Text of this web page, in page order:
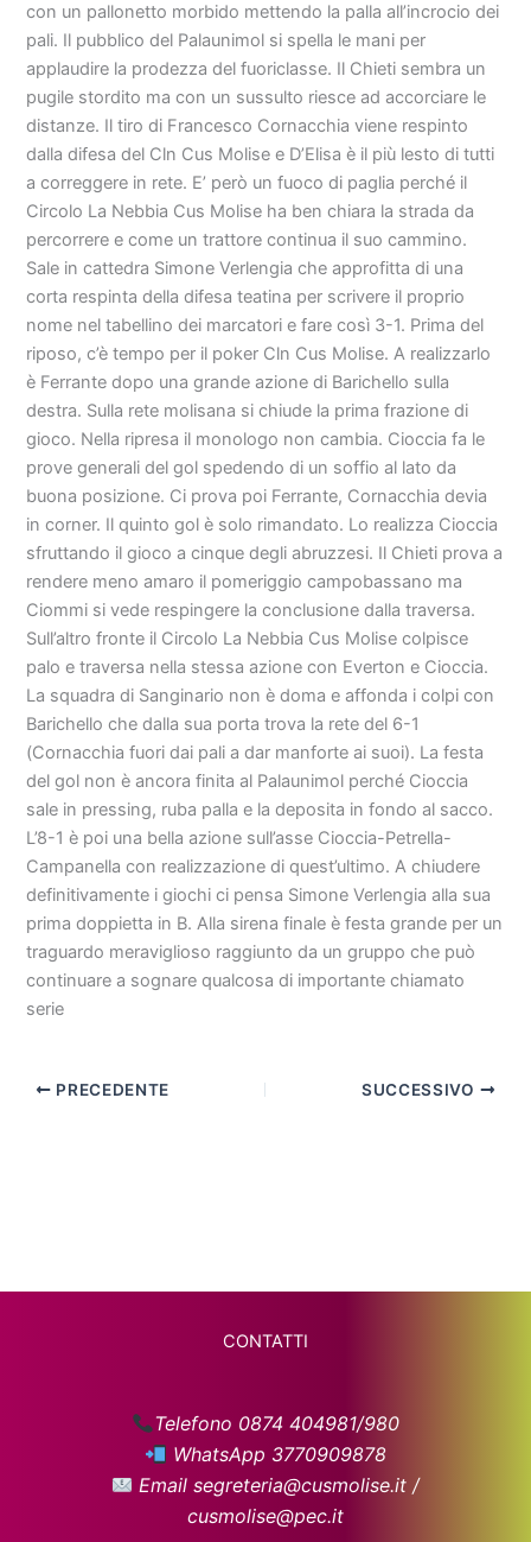
con un pallonetto morbido mettendo la palla all’incrocio dei
pali. Il pubblico del Palaunimol si spella le mani per
applaudire la prodezza del fuoriclasse. Il Chieti sembra un
pugile stordito ma con un sussulto riesce ad accorciare le
distanze. Il tiro di Francesco Cornacchia viene respinto
dalla difesa del Cln Cus Molise e D’Elisa è il più lesto di tutti
a correggere in rete. E’ però un fuoco di paglia perché il
Circolo La Nebbia Cus Molise ha ben chiara la strada da
percorrere e come un trattore continua il suo cammino.
Sale in cattedra Simone Verlengia che approfitta di una
corta respinta della difesa teatina per scrivere il proprio
nome nel tabellino dei marcatori e fare così 3-1. Prima del
riposo, c’è tempo per il poker Cln Cus Molise. A realizzarlo
è Ferrante dopo una grande azione di Barichello sulla
destra. Sulla rete molisana si chiude la prima frazione di
gioco. Nella ripresa il monologo non cambia. Cioccia fa le
prove generali del gol spedendo di un soffio al lato da
buona posizione. Ci prova poi Ferrante, Cornacchia devia
in corner. Il quinto gol è solo rimandato. Lo realizza Cioccia
sfruttando il gioco a cinque degli abruzzesi. Il Chieti prova a
rendere meno amaro il pomeriggio campobassano ma
Ciommi si vede respingere la conclusione dalla traversa.
Sull’altro fronte il Circolo La Nebbia Cus Molise colpisce
palo e traversa nella stessa azione con Everton e Cioccia.
La squadra di Sanginario non è doma e affonda i colpi con
Barichello che dalla sua porta trova la rete del 6-1
(Cornacchia fuori dai pali a dar manforte ai suoi). La festa
del gol non è ancora finita al Palaunimol perché Cioccia
sale in pressing, ruba palla e la deposita in fondo al sacco.
L’8-1 è poi una bella azione sull’asse Cioccia-Petrella-
Campanella con realizzazione di quest’ultimo. A chiudere
definitivamente i giochi ci pensa Simone Verlengia alla sua
prima doppietta in B. Alla sirena finale è festa grande per un
traguardo meraviglioso raggiunto da un gruppo che può
continuare a sognare qualcosa di importante chiamato
serie
PRECEDENTE SUCCESSIVO
CONTATTI
Telefono 0874 404981/980
WhatsApp 3770909878
Email segreteria@cusmolise.it /
cusmolise@pec.it